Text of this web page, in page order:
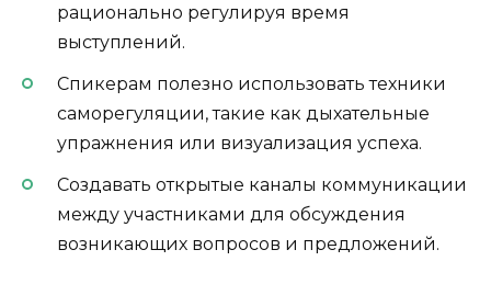
рационально регулируя время
выступлений.
Спикерам полезно использовать техники
саморегуляции, такие как дыхательные
упражнения или визуализация успеха.
Создавать открытые каналы коммуникации
между участниками для обсуждения
возникающих вопросов и предложений.